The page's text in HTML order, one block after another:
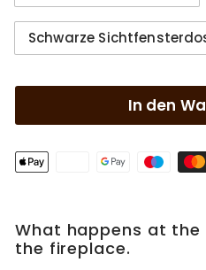
Schwarze
In den
What happens at
the fireplace.